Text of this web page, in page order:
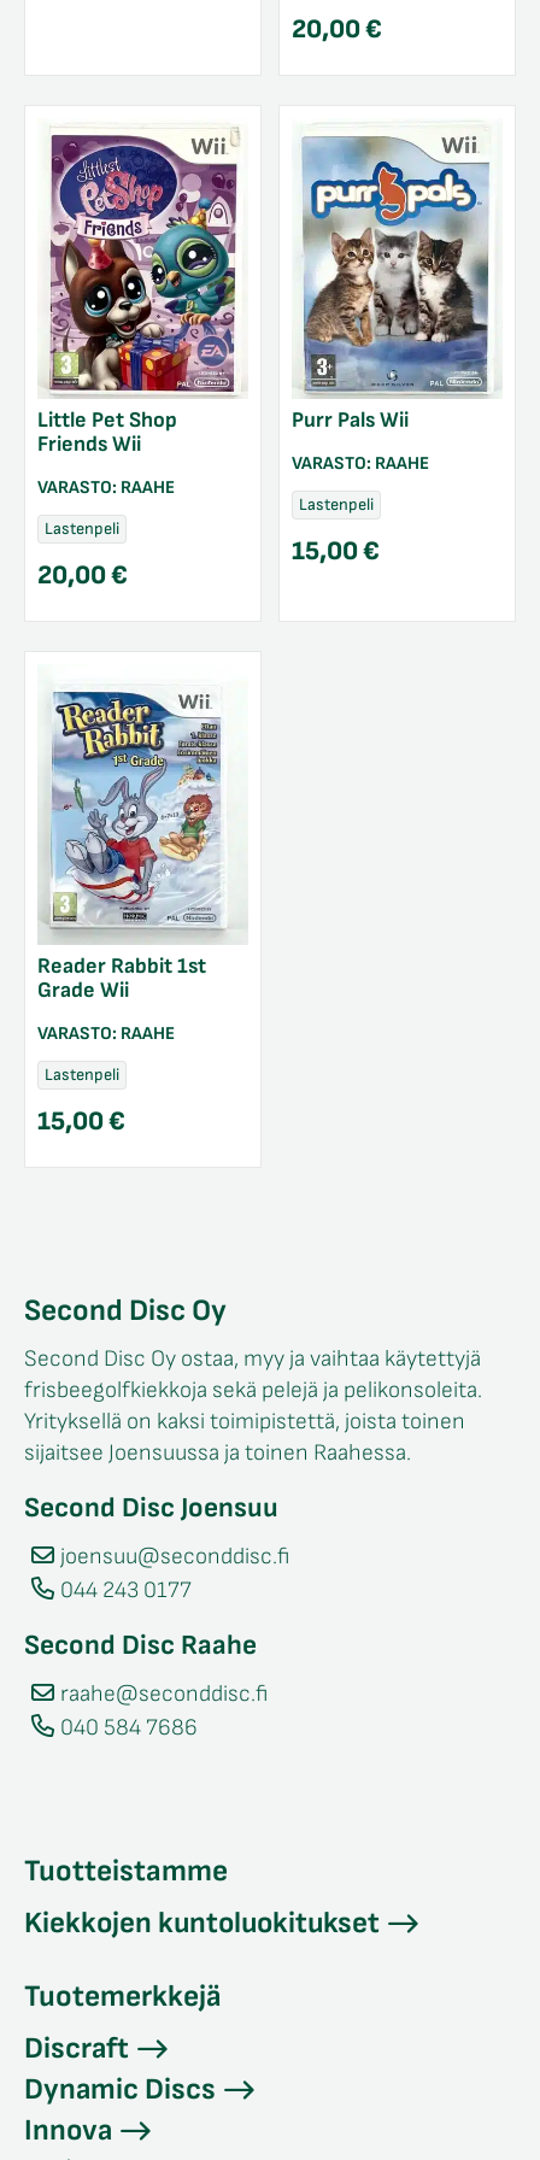
20,00€
Little Pet Shop
Friends Wii
VARASTO: RAAHE
Lastenpeli
20,00€
Purr Pals Wii
VARASTO: RAAHE
Lastenpeli
15,00€
Reader Rabbit 1st
Grade Wii
VARASTO: RAAHE
Lastenpeli
15,00€
Second Disc Oy
Second Disc Oy ostaa, myy ja vaihtaa käytettyjä
frisbeegolfkiekkoja sekä pelejä ja pelikonsoleita.
Yrityksellä on kaksi toimipistettä, joista toinen
sijaitsee Joensuussa ja toinen Raahessa.
Second Disc Joensuu
joensuu@seconddisc.fi
044 243 0177
Second Disc Raahe
raahe@seconddisc.fi
040 584 7686
Tuotteistamme
Kiekkojen kuntoluokitukset
Tuotemerkkejä
Discraft
Dynamic Discs
Innova